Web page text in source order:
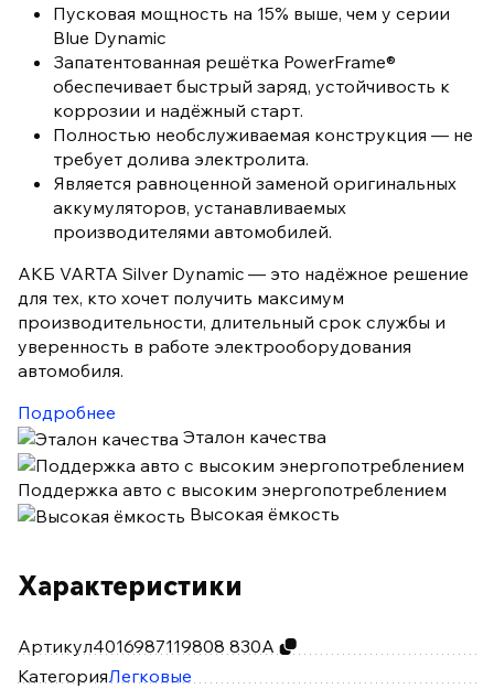
Пусковая мощность на 15% выше, чем у серии
Blue Dynamic
Запатентованная решётка PowerFrame®
обеспечивает быстрый заряд, устойчивость к
коррозии и надёжный старт.
Полностью необслуживаемая конструкция — не
требует долива электролита.
Является равноценной заменой оригинальных
аккумуляторов, устанавливаемых
производителями автомобилей.
АКБ VARTA Silver Dynamic — это надёжное решение
для тех, кто хочет получить максимум
производительности, длительный срок службы и
уверенность в работе электрооборудования
автомобиля.
Подробнее
Эталон качества
Поддержка авто с высоким энергопотреблением
Высокая ёмкость
Характеристики
Артикул4016987119808 830А
КатегорияЛегковые